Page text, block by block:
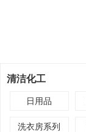
清洁化工
日用品
洗衣房系列